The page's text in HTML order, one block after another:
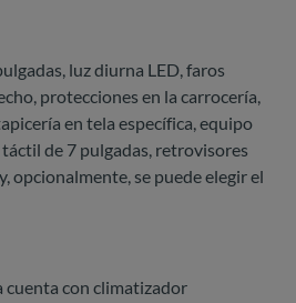
luz diurna LED, faros
protecciones en la carrocería,
en tela específica, equipo
de 7 pulgadas, retrovisores
opcionalmente, se puede elegir el
cuenta con climatizador